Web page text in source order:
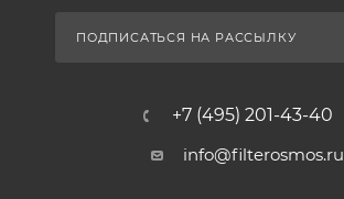
ПОДПИСАТЬСЯ НА РАССЫЛКУ
+7 (495) 201-43-40
info@filterosmos.ru